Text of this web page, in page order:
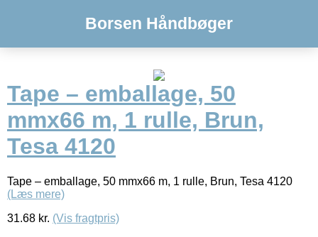
Borsen Håndbøger
Tape – emballage, 50
mmx66 m, 1 rulle, Brun,
Tesa 4120
Tape – emballage, 50 mmx66 m, 1 rulle, Brun, Tesa 4120
(Læs mere)
31.68 kr. (Vis fragtpris)